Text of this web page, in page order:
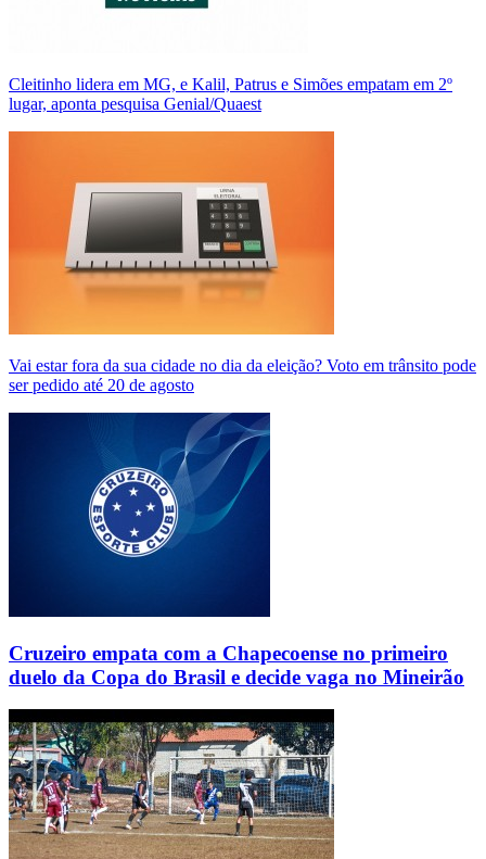
Cleitinho lidera em MG, e Kalil, Patrus e Simões empatam em 2º
lugar, aponta pesquisa Genial/Quaest
Vai estar fora da sua cidade no dia da eleição? Voto em trânsito pode
ser pedido até 20 de agosto
Cruzeiro empata com a Chapecoense no primeiro
duelo da Copa do Brasil e decide vaga no Mineirão